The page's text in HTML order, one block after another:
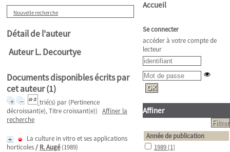
Nouvelle recherche
Détail de l'auteur
Auteur L. Decourtye
Documents disponibles écrits par
cet auteur (1)
trié(s) par (Pertinence
décroissant(e), Titre croissant(e)) Affiner la
recherche
La culture in vitro et ses applications
horticoles/ R. Augé(1989)
Accueil
Se connecter
accéder à votre compte de
lecteur
Affiner
Année de publication
1989 [1]